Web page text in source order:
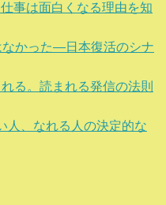
事は面白くなる理由を知
なかった―日本復活のシナ
る。読まれる発信の法則
人、なれる人の決定的な